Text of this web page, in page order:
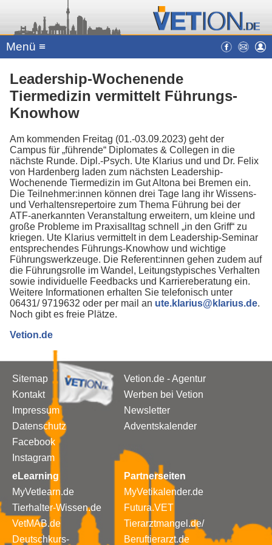
Menü ≡
Leadership-Wochenende
Tiermedizin vermittelt Führungs-
Knowhow
Am kommenden Freitag (01.-03.09.2023) geht der
Campus für „führende“ Diplomates & Collegen in die
nächste Runde. Dipl.-Psych. Ute Klarius und und Dr. Felix
von Hardenberg laden zum nächsten Leadership-
Wochenende Tiermedizin im Gut Altona bei Bremen ein.
Die Teilnehmer:innen können drei Tage lang ihr Wissens-
und Verhaltensrepertoire zum Thema Führung bei der
ATF-anerkannten Veranstaltung erweitern, um kleine und
große Probleme im Praxisalltag schnell „in den Griff“ zu
kriegen. Ute Klarius vermittelt in dem Leadership-Seminar
entsprechendes Führungs-Knowhow und wichtige
Führungswerkzeuge. Die Referent:innen gehen zudem auf
die Führungsrolle im Wandel, Leitungstypisches Verhalten
sowie individuelle Feedbacks und Karriereberatung ein.
Weitere Informationen erhalten Sie telefonisch unter
06431/ 9719632 oder per mail an ute.klarius@klarius.de.
Noch gibt es freie Plätze.
Vetion.de
Sitemap
Kontakt
Impressum
Datenschutz
Facebook
Instagram
Vetion.de - Agentur
Werben bei Vetion
Newsletter
Adventskalender
eLearning
MyVetlearn.de
Tierhalter-Wissen.de
VetMAB.de
Deutschkurs-
Partnerseiten
MyVetikalender.de
Futura.VET
Tierarztmangel.de/
Beruftierarzt.de